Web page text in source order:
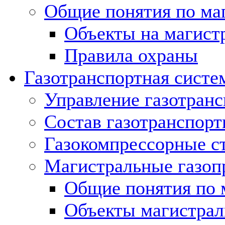
Общие понятия по
Объекты на
Правила охраны
Газотранспортная
Управление
Состав
Газокомпрессорные
Магистральные
Общие понятия по
Объекты